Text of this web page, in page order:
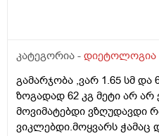
მშიერი ვარ. ხან უფრო
კუჭის ტკივილი. თუკი
მომისმენია მსგავსი რამ.
თავბრუ ეხვევათ უბრალოდ
შემთხვევაში ასეთი
მიჭამია? ასევე,
კატეგორია - დიეტოლოგია
გამარჯობა ,ვარ 1.65 სმ და
ზოგადად 62 კგ მეტი არ
მოვიმატებდი ვზღუდავდი
ვიკლებდი.მოყვარს